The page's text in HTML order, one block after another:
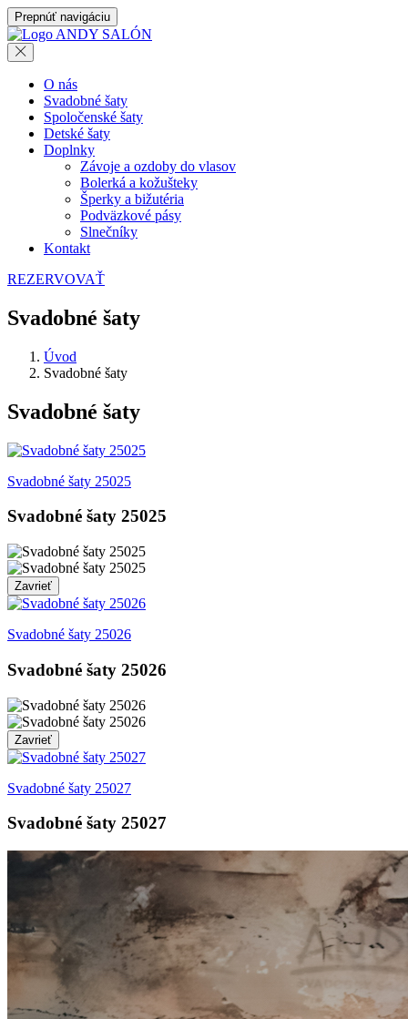
Prepnúť navigáciu
O nás
Svadobné šaty
Spoločenské šaty
Detské šaty
Doplnky
Závoje a ozdoby do vlasov
Bolerká a kožušteky
Šperky a bižutéria
Podväzkové pásy
Slnečníky
Kontakt
REZERVOVAŤ
Svadobné šaty
Úvod
Svadobné šaty
Svadobné šaty
Svadobné šaty 25025
Svadobné šaty 25025
Zavrieť
Svadobné šaty 25026
Svadobné šaty 25026
Zavrieť
Svadobné šaty 25027
Svadobné šaty 25027